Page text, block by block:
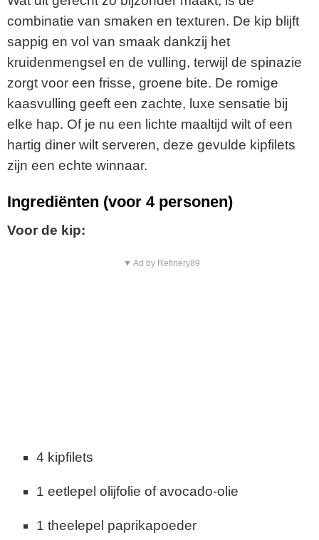
combinatie van smaken en texturen. De kip blijft
sappig en vol van smaak dankzij het
kruidenmengsel en de vulling, terwijl de spinazie
zorgt voor een frisse, groene bite. De romige
kaasvulling geeft een zachte, luxe sensatie bij
elke hap. Of je nu een lichte maaltijd wilt of een
hartig diner wilt serveren, deze gevulde kipfilets
zijn een echte winnaar.
Ingrediënten (voor 4 personen)
Voor de kip:
▼ Ad by Refinery89
4 kipfilets
1 eetlepel olijfolie of avocado-olie
1 theelepel paprikapoeder